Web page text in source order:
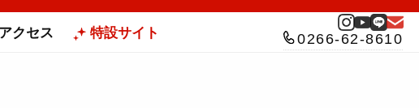
アクセス 特設サイト 0266-62-8610